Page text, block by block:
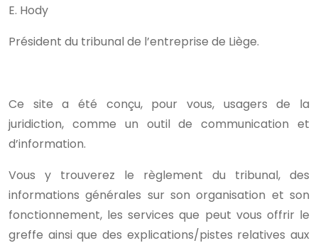
E. Hody
Président du tribunal de l’entreprise de Liège.
Ce site a été conçu, pour vous, usagers de la
juridiction, comme un outil de communication et
d’information.
Vous y trouverez le règlement du tribunal, des
informations générales sur son organisation et son
fonctionnement, les services que peut vous offrir le
greffe ainsi que des explications/pistes relatives aux